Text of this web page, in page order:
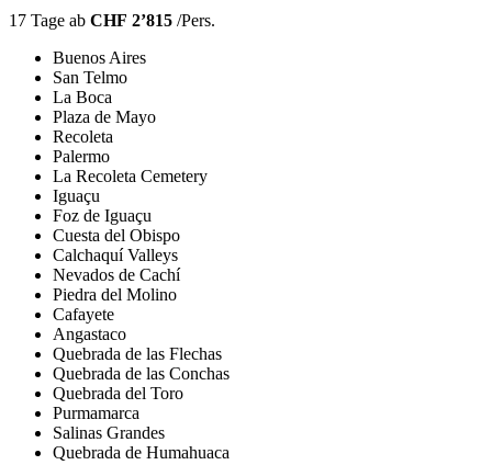
17 Tage ab CHF 2’815 /Pers.
Buenos Aires
San Telmo
La Boca
Plaza de Mayo
Recoleta
Palermo
La Recoleta Cemetery
Iguaçu
Foz de Iguaçu
Cuesta del Obispo
Calchaquí Valleys
Nevados de Cachí
Piedra del Molino
Cafayete
Angastaco
Quebrada de las Flechas
Quebrada de las Conchas
Quebrada del Toro
Purmamarca
Salinas Grandes
Quebrada de Humahuaca